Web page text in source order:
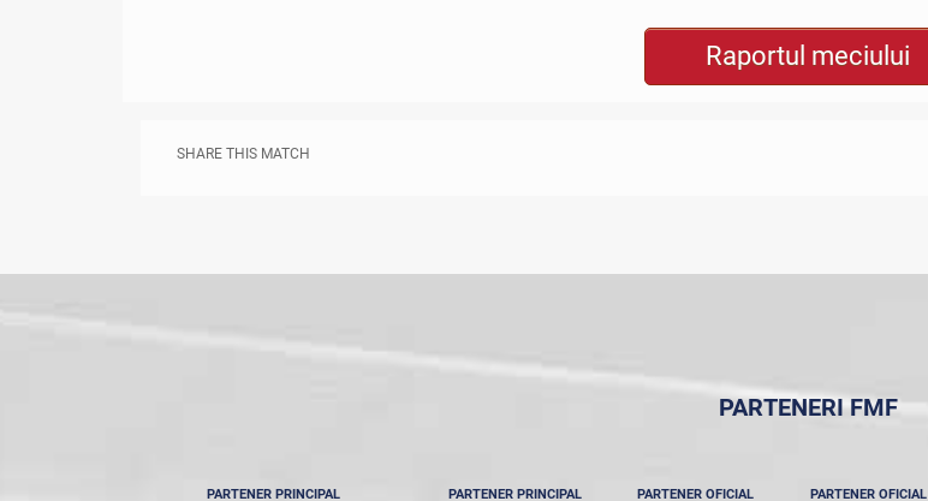
Raportul meciului
SHARE THIS MATCH
PARTENERI FMF
PARTENER PRINCIPAL PARTENER PRINCIPAL PARTENER OFICIAL PARTENER OFICIAL